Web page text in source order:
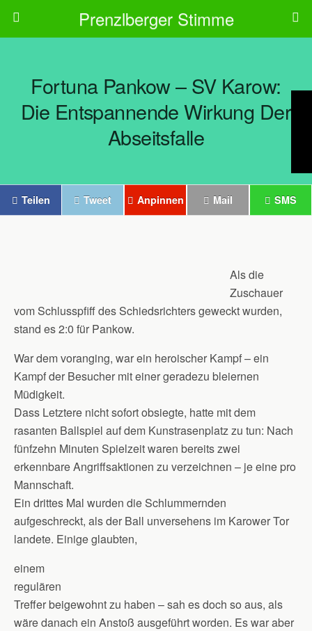
Prenzlberger Stimme
Fortuna Pankow – SV Karow:
Die Entspannende Wirkung Der
Abseitsfalle
Teilen Tweet Anpinnen Mail SMS
Als die
Zuschauer
vom Schlusspfiff des Schiedsrichters geweckt wurden,
stand es 2:0 für Pankow.
War dem voranging, war ein heroischer Kampf – ein
Kampf der Besucher mit einer geradezu bleiernen
Müdigkeit.
Dass Letztere nicht sofort obsiegte, hatte mit dem
rasanten Ballspiel auf dem Kunstrasenplatz zu tun: Nach
fünfzehn Minuten Spielzeit waren bereits zwei
erkennbare Angriffsaktionen zu verzeichnen – je eine pro
Mannschaft.
Ein drittes Mal wurden die Schlummernden
aufgeschreckt, als der Ball unversehens im Karower Tor
landete. Einige glaubten,
einem
regulären
Treffer beigewohnt zu haben – sah es doch so aus, als
wäre danach ein Anstoß ausgeführt worden. Es war aber